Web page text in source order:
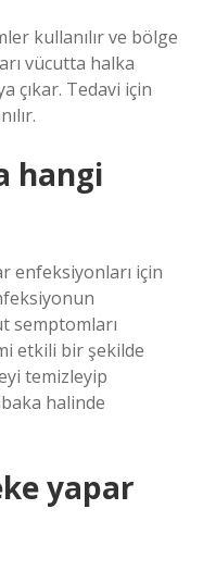
kullanılır ve bölge
vücutta halka
çıkar. Tedavi için
hangi
enfeksiyonları için
semptomları
etkili bir şekilde
temizleyip
halinde
yapar